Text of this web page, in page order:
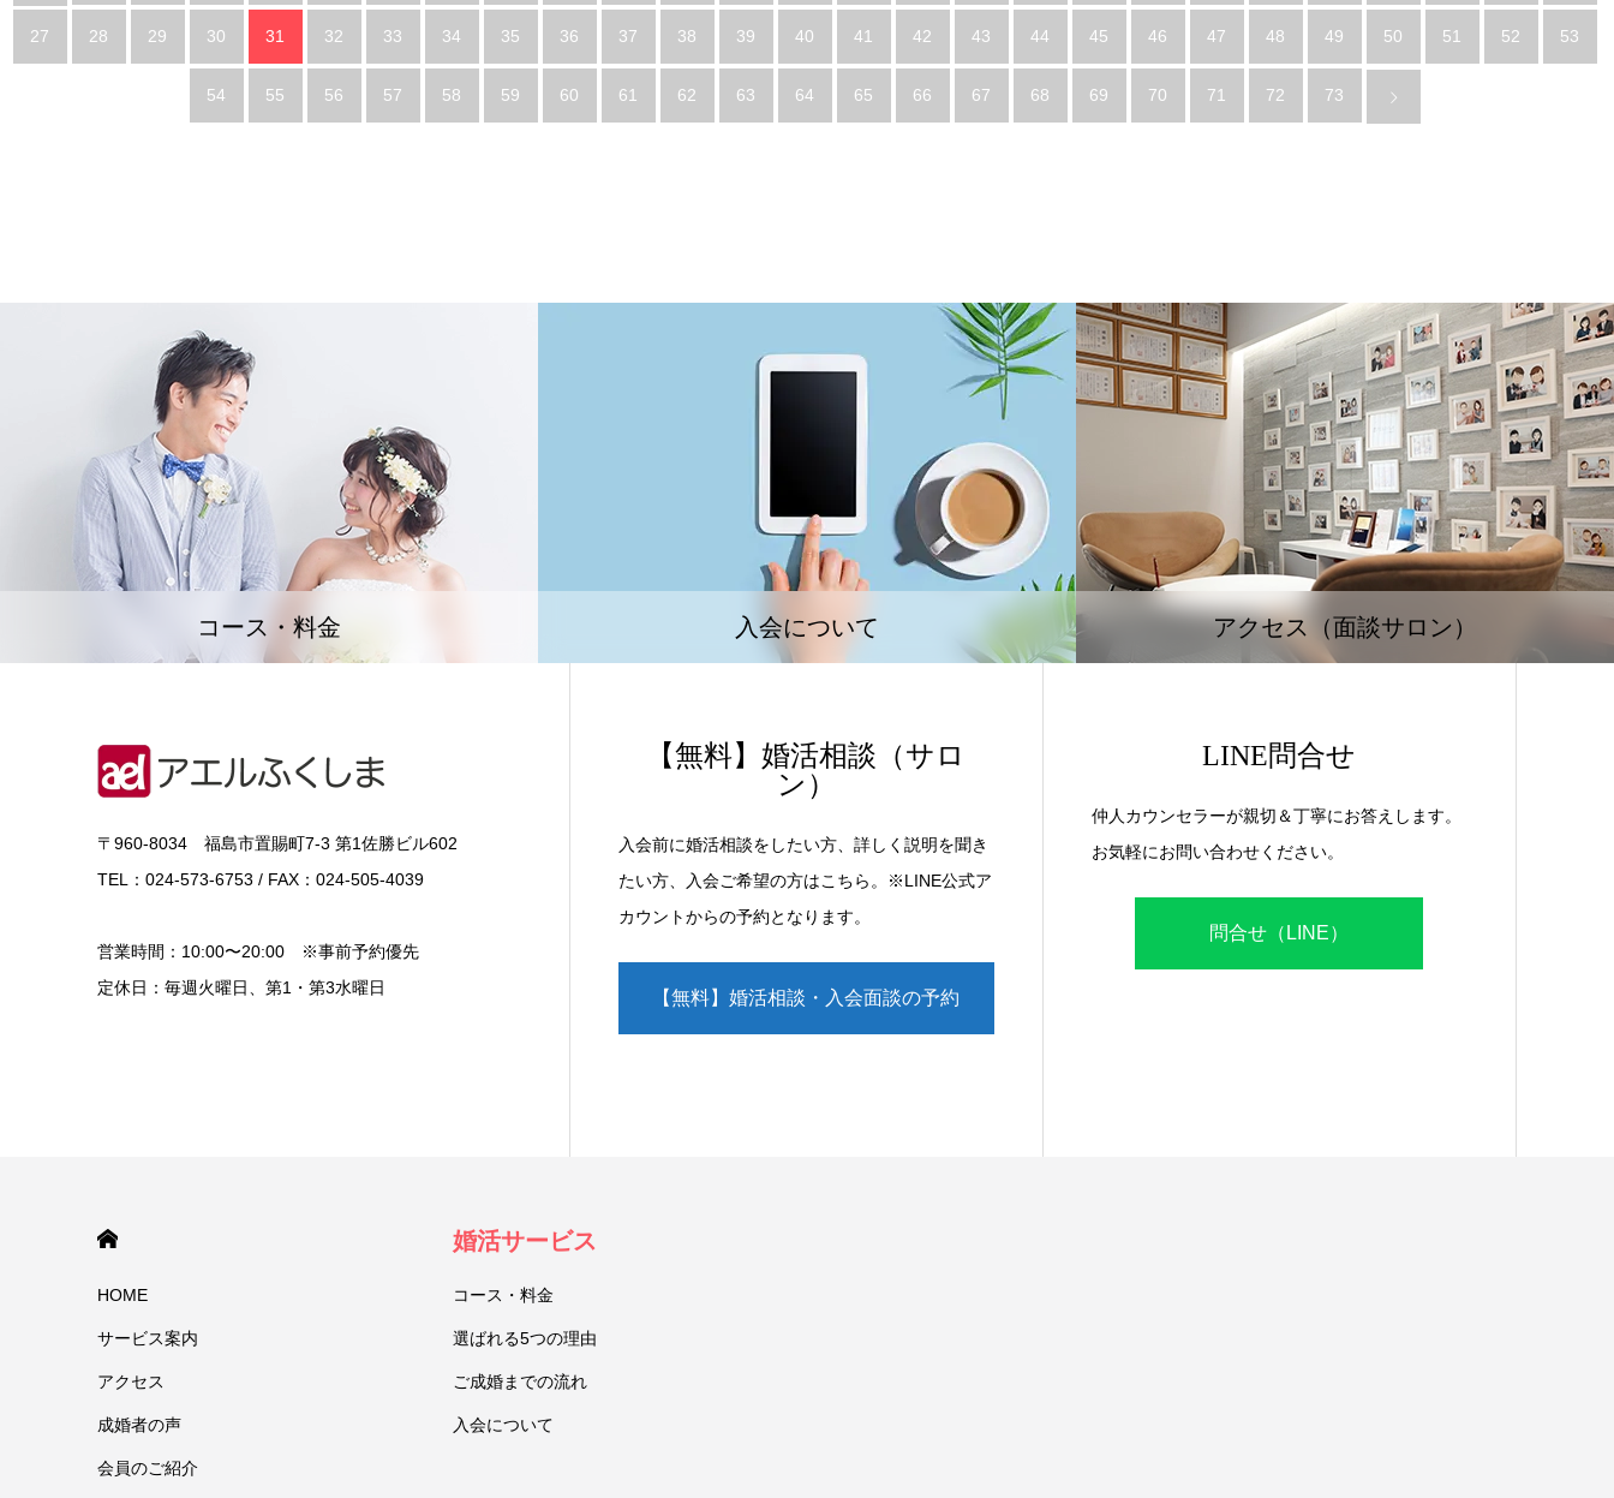
27 28 29 30 31 32 33 34 35 36 37 38 39 40 41 42 43 44 45 46 47 48 49 50 51 52 53
54 55 56 57 58 59 60 61 62 63 64 65 66 67 68 69 70 71 72 73
コース・料金 入会について アクセス（面談サロン）
〒960-8034 福島市置賜町7-3 第1佐勝ビル602
TEL：024-573-6753 / FAX：024-505-4039
営業時間：10:00〜20:00 ※事前予約優先
定休日：毎週火曜日、第1・第3水曜日
【無料】婚活相談（サロ
ン）
入会前に婚活相談をしたい方、詳しく説明を聞き
たい方、入会ご希望の方はこちら。※LINE公式ア
カウントからの予約となります。
【無料】婚活相談・入会面談の予約
LINE問合せ
仲人カウンセラーが親切＆丁寧にお答えします。
お気軽にお問い合わせください。
問合せ（LINE）
HOME
サービス案内
アクセス
成婚者の声
会員のご紹介
婚活サービス
コース・料金
選ばれる5つの理由
ご成婚までの流れ
入会について